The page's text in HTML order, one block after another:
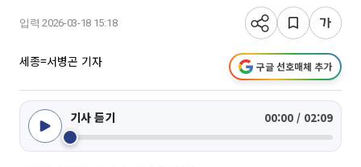
입력 2026-03-18 15:18
세종=서병곤 기자 구글 선호매체 추가
기사 듣기 00:00 / 02:09